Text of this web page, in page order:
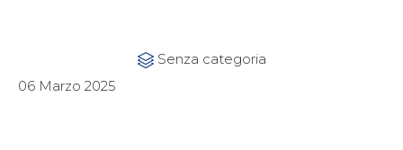
 Category
Senza categoria
06 Marzo 2025